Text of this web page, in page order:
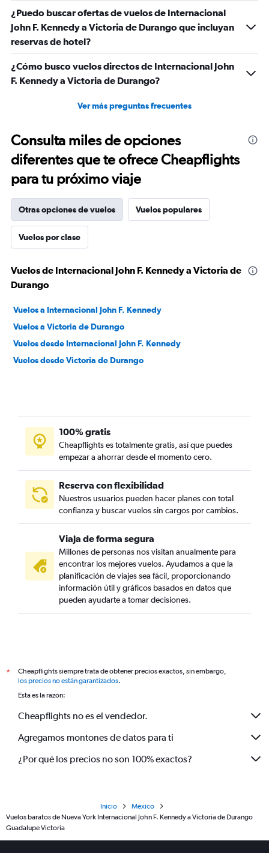
¿Puedo buscar ofertas de vuelos de Internacional
John F. Kennedy a Victoria de Durango que incluyan
reservas de hotel?
¿Cómo busco vuelos directos de Internacional John
F. Kennedy a Victoria de Durango?
Ver más preguntas frecuentes
Consulta miles de opciones
diferentes que te ofrece Cheapflights
para tu próximo viaje
Otras opciones de vuelos Vuelos populares
Vuelos por clase
Vuelos de Internacional John F. Kennedy a Victoria de
Durango
Vuelos a Internacional John F. Kennedy
Vuelos a Victoria de Durango
Vuelos desde Internacional John F. Kennedy
Vuelos desde Victoria de Durango
100% gratis
Cheapflights es totalmente gratis, así que puedes
empezar a ahorrar desde el momento cero.
Reserva con flexibilidad
Nuestros usuarios pueden hacer planes con total
confianza y buscar vuelos sin cargos por cambios.
Viaja de forma segura
Millones de personas nos visitan anualmente para
encontrar los mejores vuelos. Ayudamos a que la
planificación de viajes sea fácil, proporcionando
información útil y gráficos basados en datos que
pueden ayudarte a tomar decisiones.
*
Cheapflights siempre trata de obtener precios exactos, sin embargo,
los precios no están garantizados.
Esta es la razón:
Cheapflights no es el vendedor.
Agregamos montones de datos para ti
¿Por qué los precios no son 100% exactos?
Inicio
México
Vuelos baratos de Nueva York Internacional John F. Kennedy a Victoria de Durango
Guadalupe Victoria